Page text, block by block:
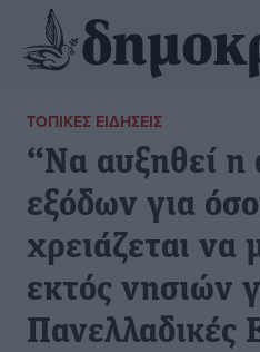
ΤΟΠΙΚΈΣ ΕΙΔΉΣΕΙΣ
“Να αυξηθεί η
εξόδων για
χρειάζεται να
εκτός νησιών
Πανελλαδικές